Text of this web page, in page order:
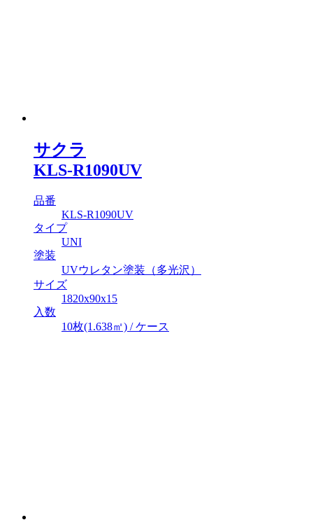
サクラ
KLS-R1090UV
品番
KLS-R1090UV
タイプ
UNI
塗装
UVウレタン塗装（多光沢）
サイズ
1820x90x15
入数
10枚(1.638㎡) / ケース